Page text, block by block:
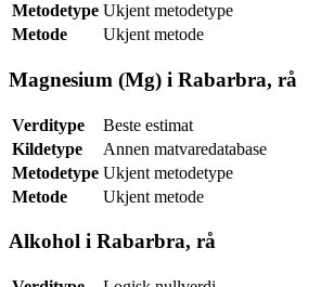
Metodetype Ukjent metodetype
Metode
Ukjent metode
Magnesium (Mg) i Rabarbra, rå
Verditype
Beste estimat
Kildetype
Annen matvaredatabase
Metodetype Ukjent metodetype
Metode
Ukjent metode
Alkohol i Rabarbra, rå